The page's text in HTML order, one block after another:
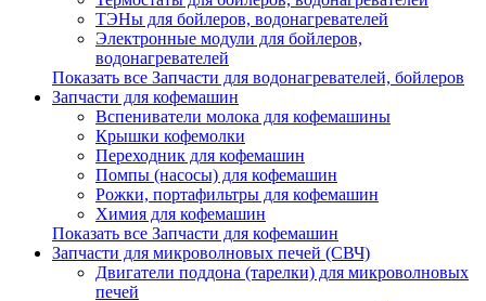
ТЭНы для бойлеров, водонагревателей
Электронные модули для бойлеров,
водонагревателей
Показать все Запчасти для водонагревателей, бойлеров
Запчасти для кофемашин
Вспениватели молока для кофемашины
Крышки кофемолки
Переходник для кофемашин
Помпы (насосы) для кофемашин
Рожки, портафильтры для кофемашин
Химия для кофемашин
Показать все Запчасти для кофемашин
Запчасти для микроволновых печей (СВЧ)
Двигатели поддона (тарелки) для микроволновых
печей